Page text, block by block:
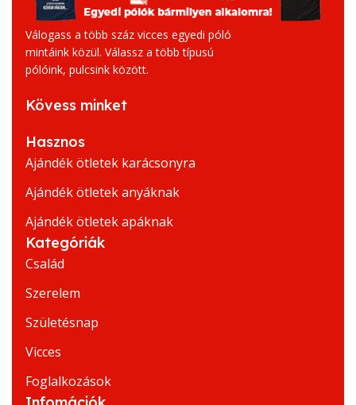
Válogass a több száz vicces egyedi póló
mintáink közül. Válassz a több típusú
pólóink, pulcsink között.
Kövess minket
Hasznos
Ajándék ötletek karácsonyra
Ajándék ötletek anyáknak
Ajándék ötletek apáknak
Kategóriák
Család
Szerelem
Születésnap
Vicces
Foglalkozások